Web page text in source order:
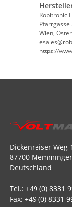
Robitronic
Pfarrgasse
Wien,
https://
Dickenreiser Weg
87700
Deutschland
Tel.: +49 (0) 8331
Fax: +49 (0) 8331